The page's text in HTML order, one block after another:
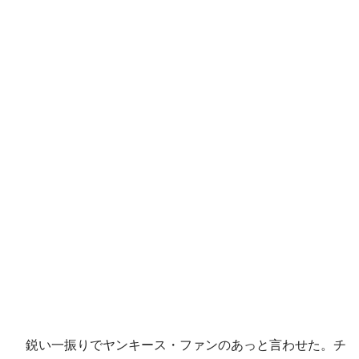
鋭い一振りでヤンキース・ファンのあっと言わせた。チ